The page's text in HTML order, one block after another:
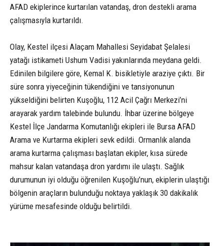
AFAD ekiplerince kurtarılan vatandaş, dron destekli arama
çalışmasıyla kurtarıldı.
Olay, Kestel ilçesi Alaçam Mahallesi Seyidabat Şelalesi
yatağı istikameti Ushum Vadisi yakınlarında meydana geldi.
Edinilen bilgilere göre, Kemal K. bisikletiyle araziye çıktı. Bir
süre sonra yiyeceğinin tükendiğini ve tansiyonunun
yükseldiğini belirten Kuşoğlu, 112 Acil Çağrı Merkezi’ni
arayarak yardım talebinde bulundu. İhbar üzerine bölgeye
Kestel İlçe Jandarma Komutanlığı ekipleri ile Bursa AFAD
Arama ve Kurtarma ekipleri sevk edildi. Ormanlık alanda
arama kurtarma çalışması başlatan ekipler, kısa sürede
mahsur kalan vatandaşa dron yardımı ile ulaştı. Sağlık
durumunun iyi olduğu öğrenilen Kuşoğlu’nun, ekiplerin ulaştığı
bölgenin araçların bulunduğu noktaya yaklaşık 30 dakikalık
yürüme mesafesinde olduğu belirtildi.